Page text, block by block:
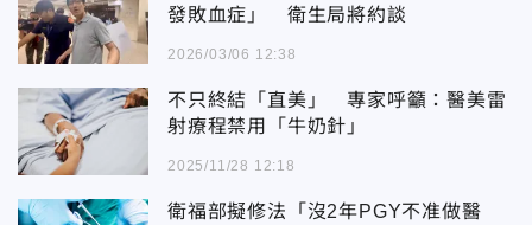
發敗血症」 衛生局將約談
2026/03/06 12:38
不只終結「直美」 專家呼籲：醫美雷
射療程禁用「牛奶針」
2025/11/28 12:18
衛福部擬修法「沒2年PGY不准做醫